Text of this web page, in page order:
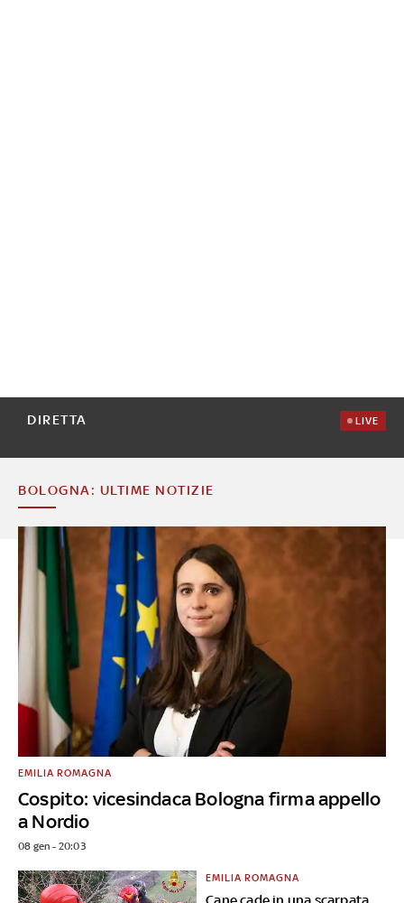
DIRETTA LIVE
BOLOGNA: ULTIME NOTIZIE
Cospito: vicesindaca Bologna firma appello
a Nordio
EMILIA ROMAGNA
08 gen - 20:03
Cane cade in una scarpata,
EMILIA ROMAGNA